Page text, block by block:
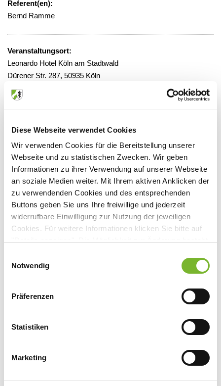
Diese Webseite verwendet Cookies
Wir verwenden Cookies für die Bereitstellung unserer
Webseite und zu statistischen Zwecken. Wir geben
Informationen zu ihrer Verwendung auf unserer Webseite
an soziale Medien weiter. Mit Ihrem aktiven Anklicken der
zu verwendenden Cookies und des entsprechenden
Buttons geben Sie uns Ihre freiwillige und jederzeit
widerrufbare Einwilligung zur Nutzung der jeweiligen
Cookies. Für weitere Informationen klicken Sie bitte auf
Datenschutzerklärung
Notwendig
Präferenzen
Statistiken
Marketing
Referent(en):
Bernd Ramme
Veranstaltungsort:
Leonardo Hotel Köln am Stadtwald
Dürener Str. 287, 50935 Köln
Anbieter:
Deutsche Akademie für Akupunktur e. V.
Ansprechpartner:
Lerchenfeldstr. 20
80538 München
Tel:
089/814 52 52
Fax:089/8 2000 929
Mail:brenner@akupunktur.de
Internet:www.akupunktur.de
Zurück zur Übersicht
Für weitere Informationen wenden Sie sich bitte direkt an den jeweiligen